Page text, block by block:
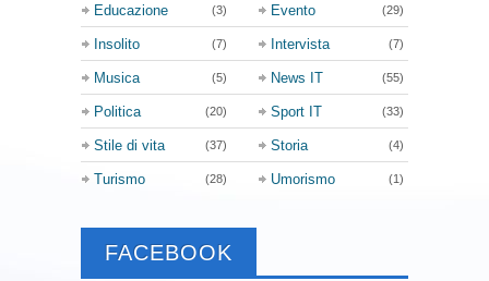
Educazione (3) Evento (29)
Insolito (7) Intervista (7)
Musica (5) News IT (55)
Politica (20) Sport IT (33)
Stile di vita (37) Storia (4)
Turismo (28) Umorismo (1)
FACEBOOK